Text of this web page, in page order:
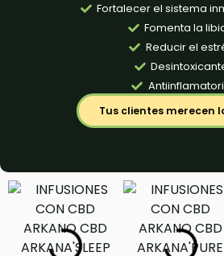
Fortalecer el sistema
Fomenta la
Reducir el
Tus clientes merecen